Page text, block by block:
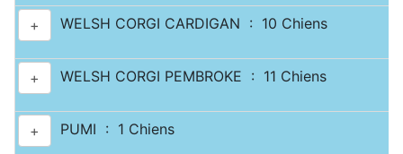
+ WELSH CORGI CARDIGAN : 10 Chiens
+ WELSH CORGI PEMBROKE : 11 Chiens
+ PUMI : 1 Chiens